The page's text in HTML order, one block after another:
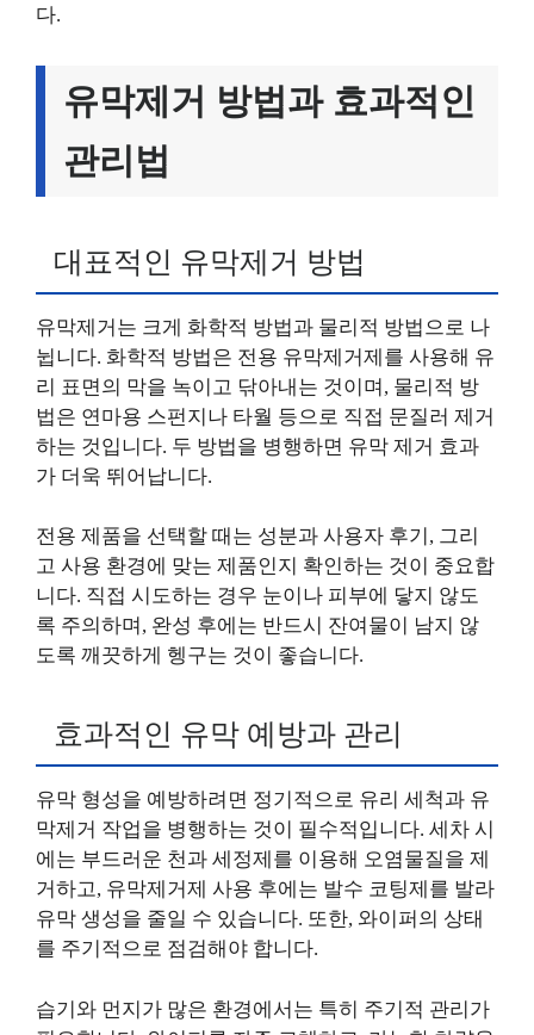
다.
유막제거 방법과 효과적인
관리법
대표적인 유막제거 방법
유막제거는 크게 화학적 방법과 물리적 방법으로 나
뉩니다. 화학적 방법은 전용 유막제거제를 사용해 유
리 표면의 막을 녹이고 닦아내는 것이며, 물리적 방
법은 연마용 스펀지나 타월 등으로 직접 문질러 제거
하는 것입니다. 두 방법을 병행하면 유막 제거 효과
가 더욱 뛰어납니다.
전용 제품을 선택할 때는 성분과 사용자 후기, 그리
고 사용 환경에 맞는 제품인지 확인하는 것이 중요합
니다. 직접 시도하는 경우 눈이나 피부에 닿지 않도
록 주의하며, 완성 후에는 반드시 잔여물이 남지 않
도록 깨끗하게 헹구는 것이 좋습니다.
효과적인 유막 예방과 관리
유막 형성을 예방하려면 정기적으로 유리 세척과 유
막제거 작업을 병행하는 것이 필수적입니다. 세차 시
에는 부드러운 천과 세정제를 이용해 오염물질을 제
거하고, 유막제거제 사용 후에는 발수 코팅제를 발라
유막 생성을 줄일 수 있습니다. 또한, 와이퍼의 상태
를 주기적으로 점검해야 합니다.
습기와 먼지가 많은 환경에서는 특히 주기적 관리가